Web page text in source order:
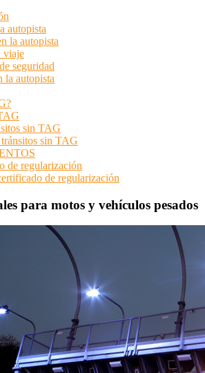
autopista
la autopista
viaje
seguridad
la autopista
sin TAG
sin TAG
de regularización
de regularización
para motos y vehículos pesados